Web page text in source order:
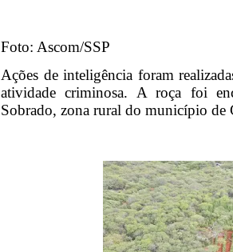
Foto: Ascom/SSP
Ações de inteligência foram
atividade criminosa. A roça foi
Sobrado, zona rural do município de